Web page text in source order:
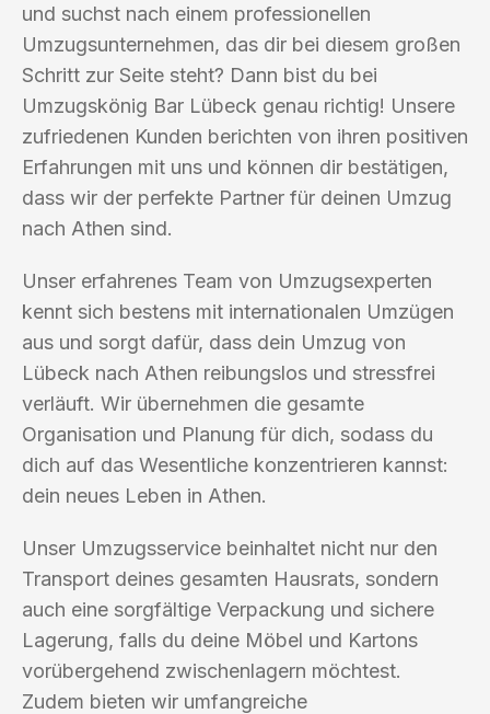
und suchst nach einem professionellen
Umzugsunternehmen, das dir bei diesem großen
Schritt zur Seite steht? Dann bist du bei
Umzugskönig Bar Lübeck genau richtig! Unsere
zufriedenen Kunden berichten von ihren positiven
Erfahrungen mit uns und können dir bestätigen,
dass wir der perfekte Partner für deinen Umzug
nach Athen sind.
Unser erfahrenes Team von Umzugsexperten
kennt sich bestens mit internationalen Umzügen
aus und sorgt dafür, dass dein Umzug von
Lübeck nach Athen reibungslos und stressfrei
verläuft. Wir übernehmen die gesamte
Organisation und Planung für dich, sodass du
dich auf das Wesentliche konzentrieren kannst:
dein neues Leben in Athen.
Unser Umzugsservice beinhaltet nicht nur den
Transport deines gesamten Hausrats, sondern
auch eine sorgfältige Verpackung und sichere
Lagerung, falls du deine Möbel und Kartons
vorübergehend zwischenlagern möchtest.
Zudem bieten wir umfangreiche